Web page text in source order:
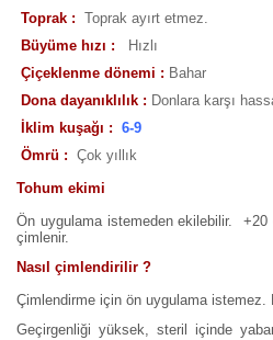
Toprak : Toprak ayırt etmez.
Büyüme hızı : Hızlı
Çiçeklenme dönemi : Bahar
Dona dayanıklılık : Donlara karşı
İklim kuşağı : 6-9
Ömrü : Çok yıllık
Tohum ekimi
Ön uygulama istemeden ekilebilir. +20
çimlenir.
Nasıl çimlendirilir ?
Çimlendirme için ön uygulama istemez.
Geçirgenliği yüksek, steril içinde